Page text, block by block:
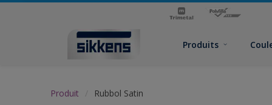
Produits
Produit Rubbol Satin